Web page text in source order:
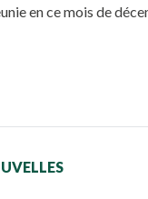
en ce mois de